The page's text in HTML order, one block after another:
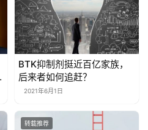
转载推荐
辙
2021年12月6日